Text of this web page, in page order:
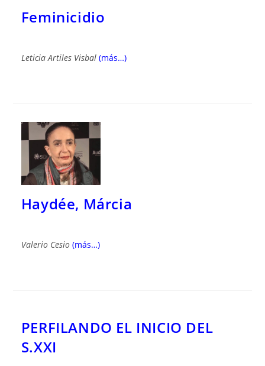
Feminicidio
Leticia Artiles Visbal (más…)
Haydée, Márcia
Valerio Cesio (más…)
PERFILANDO EL INICIO DEL
S.XXI